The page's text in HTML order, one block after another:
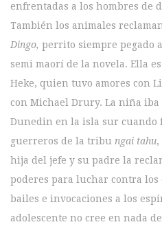
enfrentadas a los hombres de
También los animales
Dingo, perrito siempre pegado
semi maorí de la novela. Ella
Heke, quien tuvo amores con
con Michael Drury. La niña iba
Dunedin en la isla sur cuando
guerreros de la tribu ngai tahu,
hija del jefe y su padre la
poderes para luchar contra los
bailes e invocaciones a los
adolescente no cree en nada